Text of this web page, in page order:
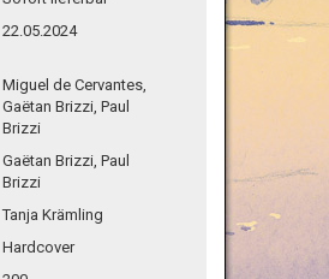
22.05.2024
Miguel de Cervantes,
Gaëtan Brizzi, Paul
Brizzi
Gaëtan Brizzi, Paul
Brizzi
Tanja Krämling
Hardcover